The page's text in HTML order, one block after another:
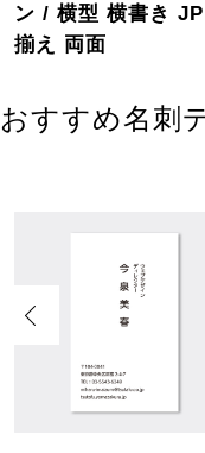
ン / 横型 横書き
揃え 両面
おすすめ名刺
Previous